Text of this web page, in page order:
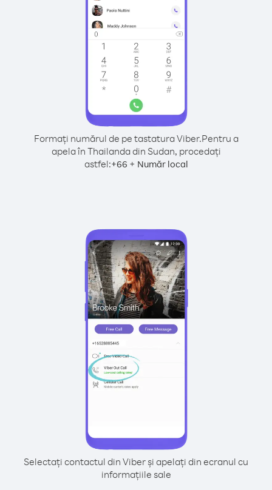
Formați numărul de pe tastatura Viber.Pentru a
apela în Thailanda din Sudan, procedați
astfel:+66 + Număr local
Selectați contactul din Viber și apelați din ecranul cu
informațiile sale